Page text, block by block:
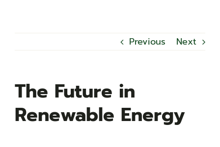
Previous Next
The Future in
Renewable Energy